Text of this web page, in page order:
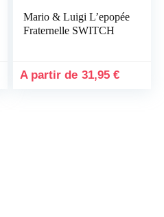
Mario & Luigi L’epopée
Fraternelle SWITCH
31,95€